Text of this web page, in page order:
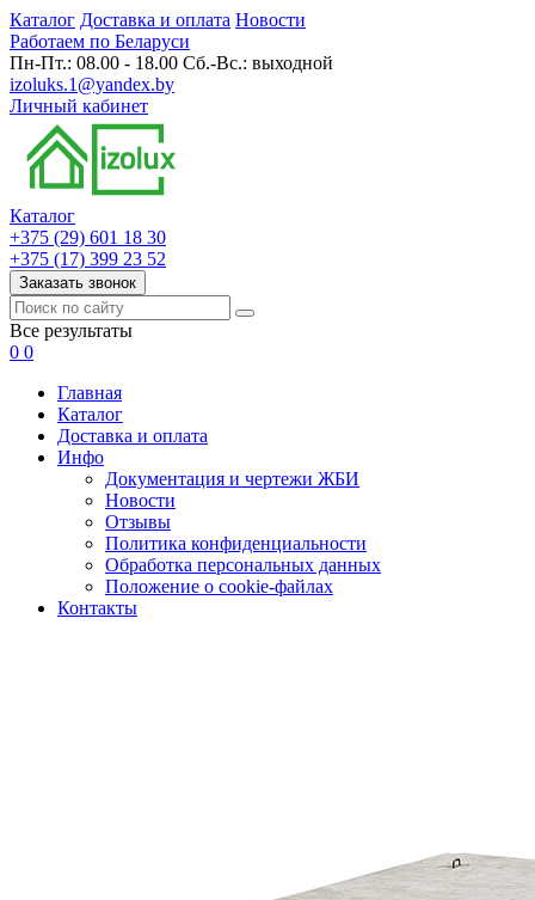
Каталог Доставка и оплата Новости
Работаем по Беларуси
Пн-Пт.: 08.00 - 18.00 Сб.-Вс.: выходной
izoluks.1@yandex.by
Личный кабинет
Каталог
+375 (29) 601 18 30
+375 (17) 399 23 52
Заказать звонок
Все результаты
0 0
Главная
Каталог
Доставка и оплата
Инфо
Документация и чертежи ЖБИ
Новости
Отзывы
Политика конфиденциальности
Обработка персональных данных
Положение о cookie-файлах
Контакты